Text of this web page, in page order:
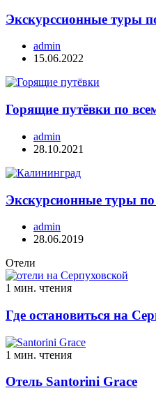
Экскурссионные туры
admin
15.06.2022
Горящие путёвки по
admin
28.10.2021
Экскурсионные туры
admin
28.06.2019
Отели
1 мин. чтения
Где остановиться на
1 мин. чтения
Отель Santorini Grace